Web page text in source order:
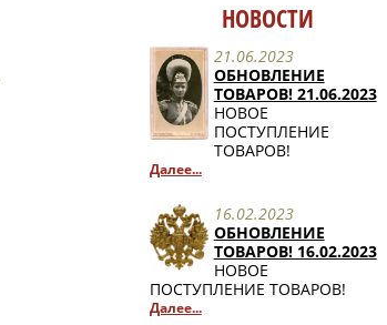
НОВОСТИ
21.06.2023
ОБНОВЛЕНИЕ
ТОВАРОВ! 21.06.2023
НОВОЕ
ПОСТУПЛЕНИЕ
ТОВАРОВ!
Далее...
16.02.2023
ОБНОВЛЕНИЕ
ТОВАРОВ! 16.02.2023
НОВОЕ
ПОСТУПЛЕНИЕ ТОВАРОВ!
Далее...